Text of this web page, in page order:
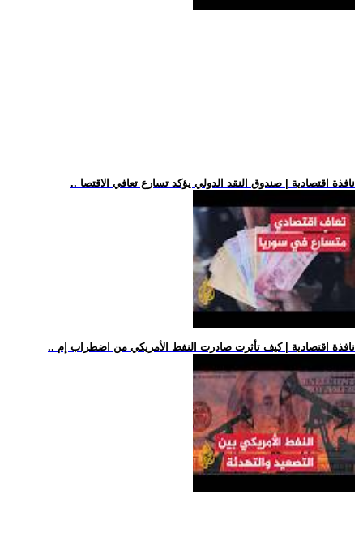
.. نافذة اقتصادية | صندوق النقد الدولي يؤكد تسارع تعافي الاقتصا
.. نافذة اقتصادية | كيف تأثرت صادرت النفط الأمريكي من اضطراب إم